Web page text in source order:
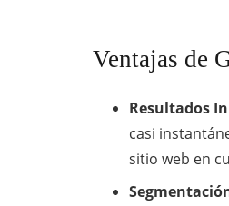
Ventajas de
Resultados
casi
sitio web en